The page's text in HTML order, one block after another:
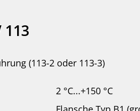
113
(113-2 oder 113-3)
2 °C...+150 °C